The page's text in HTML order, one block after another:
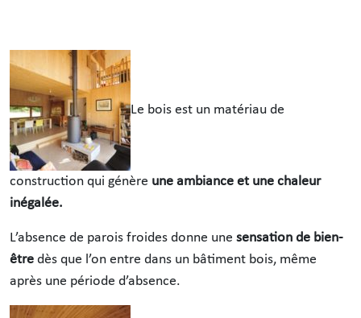
Le bois est un matériau de
construction qui génère une ambiance et une chaleur
inégalée.
L’absence de parois froides donne une sensation de bien-
être dès que l’on entre dans un bâtiment bois, même
après une période d’absence.